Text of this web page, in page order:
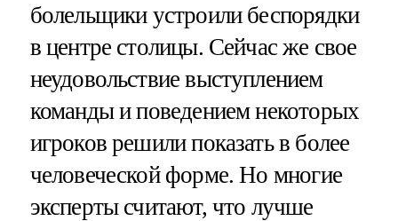
болельщики устроили беспорядки
в центре столицы. Сейчас же свое
неудовольствие выступлением
команды и поведением некоторых
игроков решили показать в более
человеческой форме. Но многие
эксперты считают, что лучше